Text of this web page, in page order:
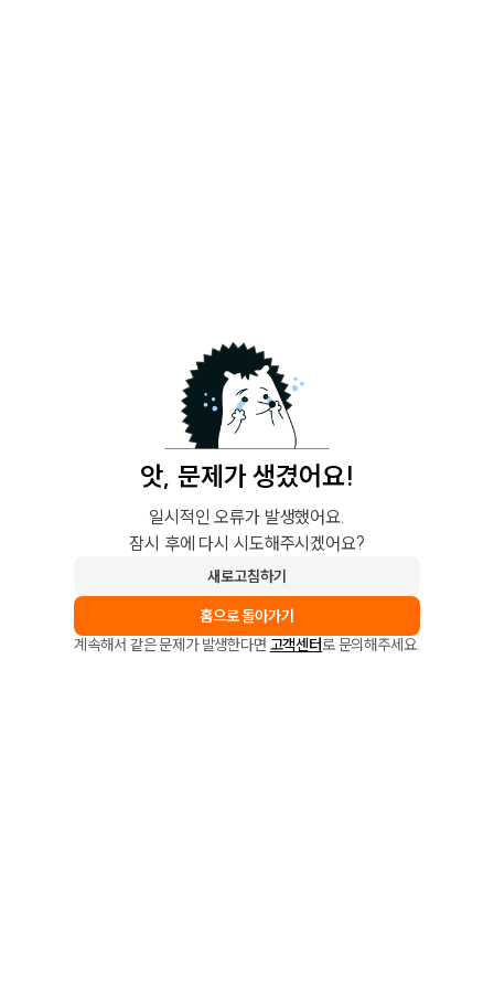
앗, 문제가 생겼어요!
일시적인 오류가 발생했어요.
잠시 후에 다시 시도해주시겠어요?
새로고침하기
홈으로 돌아가기
계속해서 같은 문제가 발생한다면 고객센터로 문의해주세요.